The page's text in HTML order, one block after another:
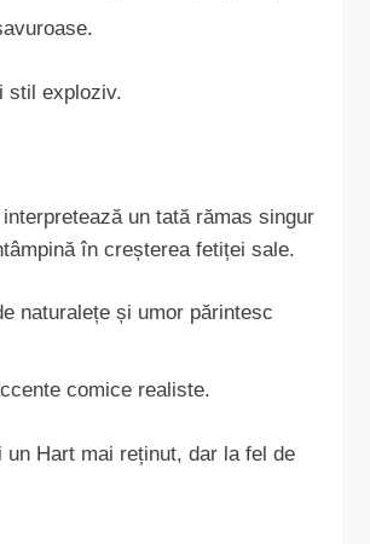
stil exploziv.
un tată rămas singur
în creșterea fetiței sale.
naturalețe și umor părintesc
comice realiste.
Hart mai reținut, dar la fel de